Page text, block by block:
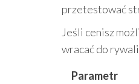
przetestować
Jeśli cenisz
wracać do
Parametr